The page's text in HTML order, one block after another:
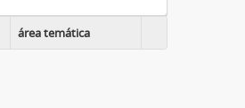
área temática